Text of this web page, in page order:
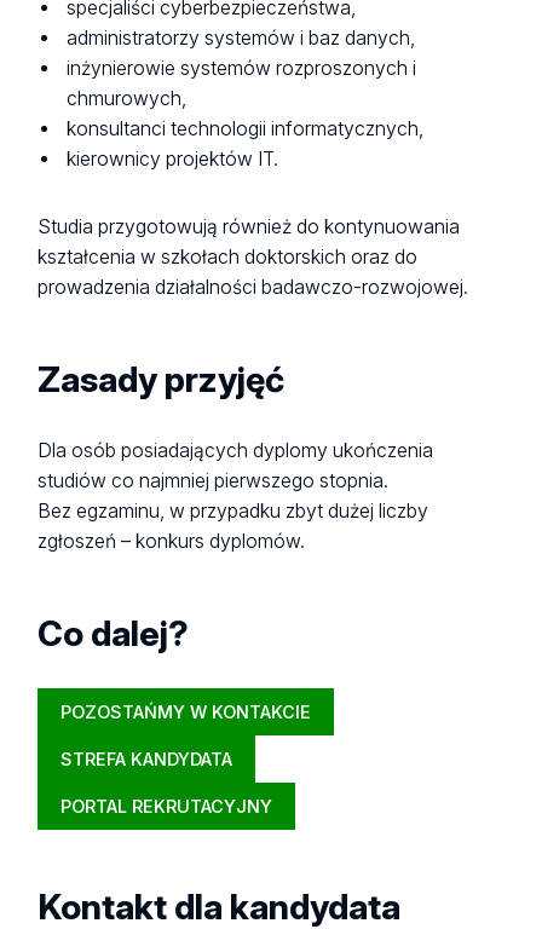
specjaliści cyberbezpieczeństwa,
administratorzy systemów i baz danych,
inżynierowie systemów rozproszonych i
chmurowych,
konsultanci technologii informatycznych,
kierownicy projektów IT.
Studia przygotowują również do kontynuowania
kształcenia w szkołach doktorskich oraz do
prowadzenia działalności badawczo-rozwojowej.
Zasady przyjęć
Dla osób posiadających dyplomy ukończenia
studiów co najmniej pierwszego stopnia.
Bez egzaminu, w przypadku zbyt dużej liczby
zgłoszeń – konkurs dyplomów.
Co dalej?
POZOSTAŃMY W KONTAKCIE
STREFA KANDYDATA
PORTAL REKRUTACYJNY
Kontakt dla kandydata